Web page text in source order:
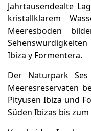
Jahrtausendealte
kristallklarem
Meeresboden
Ibiza y Formentera.
Der Naturpark
Meeresreservaten
Pityusen Ibiza und
Süden Ibizas bis